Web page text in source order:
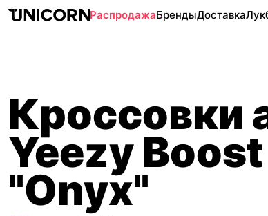
РаспродажаБрендыДоставка
Кроссовки
Yeezy
"Onyx"